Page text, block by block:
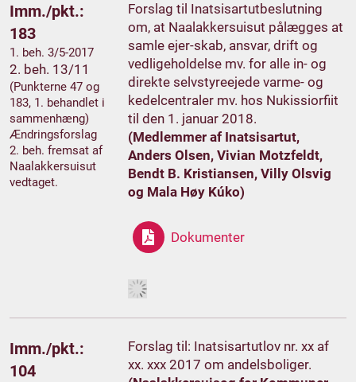
Imm./pkt.:
183
1. beh. 3/5-2017
2. beh. 13/11
(Punkterne 47 og
183, 1. behandlet i
sammenhæng)
Ændringsforslag
2. beh. fremsat af
Naalakkersuisut
vedtaget.
Forslag til Inatsisartutbeslutning
om, at Naalakkersuisut pålægges at
samle ejer-skab, ansvar, drift og
vedligeholdelse mv. for alle in- og
direkte selvstyreejede varme- og
kedelcentraler mv. hos Nukissiorfiit
til den 1. januar 2018.
(Medlemmer af Inatsisartut,
Anders Olsen, Vivian Motzfeldt,
Bendt B. Kristiansen, Villy Olsvig
og Mala Høy Kúko)
Dokumenter
Imm./pkt.:
104
Forslag til: Inatsisartutlov nr. xx af
xx. xxx 2017 om andelsboliger.